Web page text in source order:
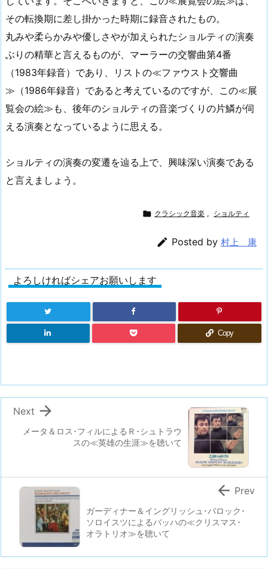
その転換期に差し掛かった時期に録音されたもの。
丸みや柔らかみや優しさやが加えられたショルティの演奏
ぶりの精華と言えるものが、マーラーの交響曲第4番
（1983年録音）であり、リストの≪ファウスト交響曲
≫（1986年録音）であると考えているのですが、この≪展
覧会の絵≫も、後年のショルティの音楽づくりの片鱗が伺
える演奏となっているように思える。
ショルティの演奏の変遷を辿る上で、興味深い演奏である
と言えましょう。
 クラシック音楽 , ショルティ
 Posted by 村上 康
よろしければシェアお願いします
Copy
メータ＆ロス･フィルによるＲ･シュトラウ
スの≪英雄の生涯≫を聴いて

Next
ガーディナー＆イングリッシュ･バロック･
ソロイスツによるバッハの≪クリスマス･
オラトリオ≫を聴いて
 Prev